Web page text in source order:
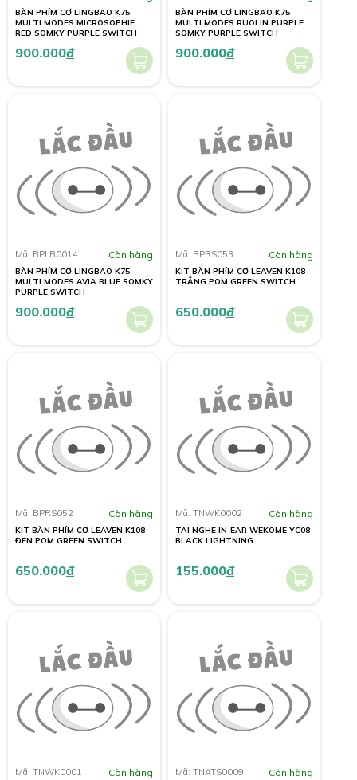
BÀN PHÍM CƠ LINGBAO K75
MULTI MODES MICROSOPHIE
RED SOMKY PURPLE SWITCH
900.000đ
BÀN PHÍM CƠ LINGBAO K75
MULTI MODES RUOLIN PURPLE
SOMKY PURPLE SWITCH
900.000đ
Mã: BPLB0014 Còn hàng
BÀN PHÍM CƠ LINGBAO K75
MULTI MODES AVIA BLUE SOMKY
PURPLE SWITCH
900.000đ
Mã: BPRS053 Còn hàng
KIT BÀN PHÍM CƠ LEAVEN K108
TRẮNG POM GREEN SWITCH
650.000đ
Mã: BPRS052 Còn hàng
KIT BÀN PHÍM CƠ LEAVEN K108
ĐEN POM GREEN SWITCH
650.000đ
Mã: TNWK0002 Còn hàng
TAI NGHE IN-EAR WEKOME YC08
BLACK LIGHTNING
155.000đ
Mã: TNWK0001 Còn hàng Mã: TNATS0009 Còn hàng